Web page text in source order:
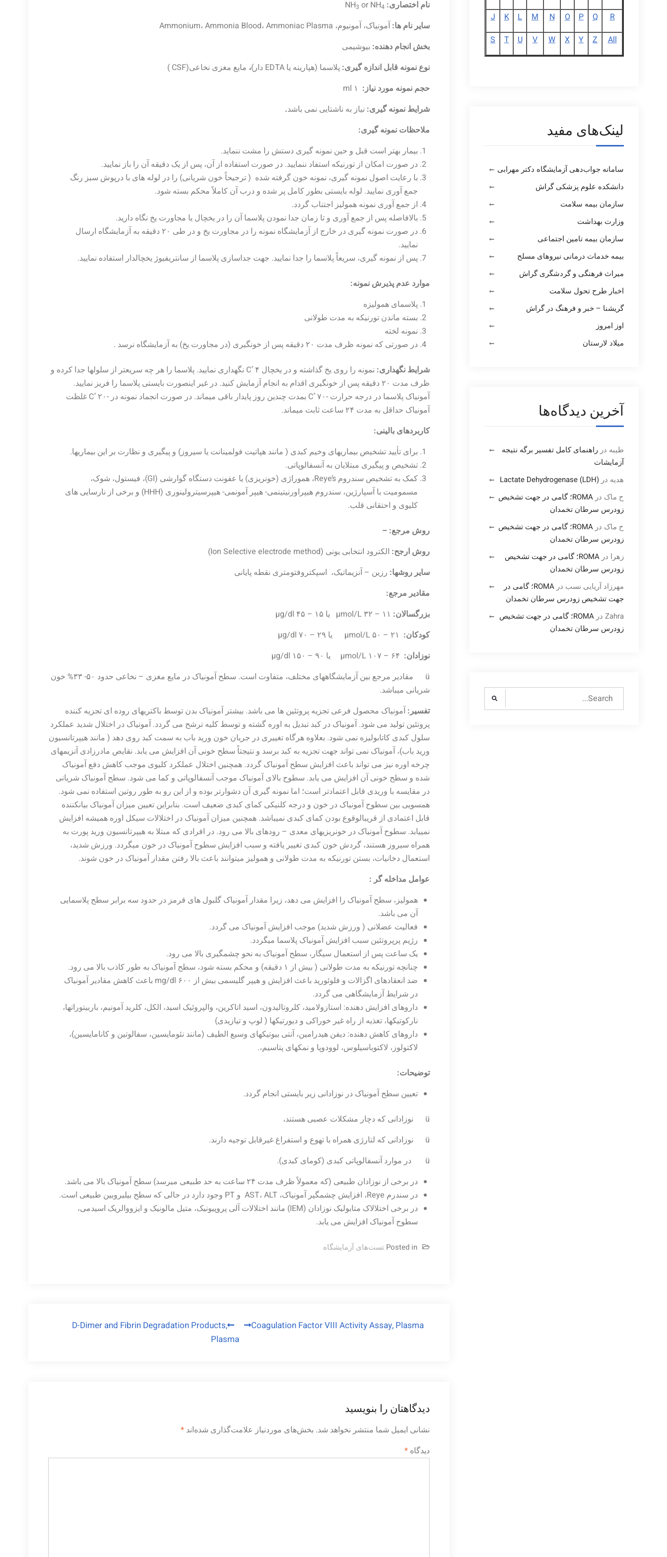
نام اختصاری: 3 or NH4
سایر نام ها: آمونیاک، آمونیوم، Ammonium، Ammonia Blood، Ammoniac Plasma
بخش انجام دهنده: بیوشیمی
نوع نمونه قابل اندازه گیری: پلاسما (هپارینه یا EDTA دار) ، مایع مغزی نخاعی(CSF )
حجم نمونه مورد نیاز:
شرایط نمونه گیری: نیاز به ناشتایی نمی باشد.
ملاحظات نمونه گیری:
بیمار بهتر است قبل و حین نمونه گیری دستش را مشت ننماید.
در صورت امکان از تورنیکه استفاد ننمایید. در صورت استفاده از آن، پس از یک دقیقه آن را باز نمایید.
با رعایت اصول نمونه گیری، نمونه خون گرفته شده ( ترجیحاً خون شریانی) را در لوله های با درپوش سبز رنگ
جمع آوری نمایید. لوله بایستی بطور کامل پر شده و درب آن کاملاً محکم بسته شود.
از جمع آوری نمونه همولیز اجتناب گردد.
بالافاصله پس از جمع آوری و تا زمان جدا نمودن پلاسما آن را در یخچال یا مجاورت یخ نگاه دارید.
در صورت نمونه گیری در خارج از آزمایشگاه نمونه را در مجاورت یخ و در طی ۲۰ دقیقه به آزمایشگاه ارسال
نمایید.
پس از نمونه گیری، سریعاً پلاسما را جدا نمایید. جهت جداسازی پلاسما از سانتریفیوژ یخچالدار استفاده نمایید.
موارد عدم پذیرش نمونه:
پلاسمای همولیزه
بسته ماندن تورنیکه به مدت طولانی
نمونه لخته
در صورتی که نمونه ظرف مدت ۲۰ دقیقه پس از خونگیری (در مجاورت یخ) به آزمایشگاه نرسد .
شرایط نگهداری:
نمونه را روی یخ گذاشته و در یخچال ۴˚C نگهداری ‏نمایید. پلاسما را هر چه سریعتر از سلول­ها جدا کرده و
ظرف مدت ۲۰ دقیقه پس از خونگیری اقدام به انجام آزمایش کنید. در غیر اینصورت بایستی پلاسما را فریز نمایید.
آمونیاک پلاسما در درجه حرارت -۷۰˚C بمدت چندین روز پایدار باقی می‏ماند. در صورت انجماد نمونه در -۲۰˚C غلظت
آمونیاک حداقل به مدت ۲۴ ساعت ثابت می‏ماند.
کاربردهای بالینی:
برای تأیید تشخیص بیماریهای وخیم کبدی ( مانند هپاتیت فولمینانت یا سیروز) و پیگیری و نظارت بر این بیماریها.
تشخیص و پیگیری مبتلایان به آنسفالوپاتی.
کمک به تشخیص سندروم Reye’s، هموراژی (خونریزی) یا عفونت دستگاه گوارشی (GI)، فیستول، شوک،
مسمومیت با آسپارژین، سندروم هیپراورنیتینمی- هیپر آمونمی- هیپرسیترولینوری (HHH) و برخی از نارسایی های
کلیوی و احتقانی قلب.
روش مرجع: –
روش ارجح: الکترود انتخابی یونی (Ion Selective electrode method)
سایر روشها: رزین – آنزیماتیک، اسپکتروفتومتری نقطه پایانی
مقادیر مرجع:
بزرگسالان: ۱۱ – ۳۲ µmol/L یا ۱۵ – ۴۵ µg/dl
کودکان:
نوزادان: ۶۴ – ۱۰۷ µmol/L یا ۹۰ – ۱۵۰ µg/dl
ü مقادیر مرجع بین آزمایشگاه­های مختلف، متفاوت است. سطح آمونیاک در مایع مغزی – نخاعی حدود ۵۰- ۳۳% خون
شریانی می‏باشد.
تفسیر: آمونیاک محصول فرعی تجزیه پروتئین ها می باشد. بیشتر آمونیاک بدن توسط باکتریهای روده ای تجزیه کننده
پروتئین تولید می شود. آمونیاک در کبد تبدیل به اوره گشته و توسط کلیه ترشح می گردد. آمونیاک در اختلال شدید عملکرد
سلول کبدی کاتابولیزه نمی شود. بعلاوه هرگاه تغییری در جریان خون ورید باب به سمت کبد روی دهد ( مانند هیپرتانسیون
ورید باب)، آمونیاک نمی تواند جهت تجزیه به کبد برسد و نتیجتاً سطح خونی آن افزایش می یابد. نقایص مادرزادی آنزیمهای
چرخه اوره نیز می تواند باعث افزایش سطح آمونیاک گردد. همچنین اختلال عملکرد کلیوی موجب کاهش دفع آمونیاک
شده و سطح خونی آن افزایش می یابد. سطوح بالای آمونیاک موجب آنسفالوپاتی و کما می شود. سطح آمونیاک شریانی
در مقایسه با وریدی قابل اعتمادتر است؛ اما نمونه گیری آن دشوارتر بوده و از این رو به طور روتین استفاده نمی شود.
همسویی بین سطوح آمونیاک در خون و درجه کلنیکی کمای کبدی ضعیف است. بنابراین تعیین میزان آمونیاک بیان­کننده
قابل اعتمادی از قریب‏الوقوع بودن کمای کبدی نمی‏باشد. همچنین میزان آمونیاک در اختلالات سیکل اوره همیشه افزایش
نمی‏یابد. سطوح آمونیاک در خونریزی‏های معدی – روده‏ای بالا می رود. در افرادی که مبتلا به هیپرتانسیون ورید پورت به
همراه سیروز هستند، گردش خون کبدی تغییر یافته و سبب افزایش سطوح آمونیاک در خون می‏گردد. ورزش شدید،
استعمال دخانیات، بستن تورنیکه به مدت طولانی و همولیز می‏توانند باعث بالا رفتن مقدار آمونیاک در خون شوند.
عوامل مداخله گر :
همولیز، سطح آمونیاک را افزایش می دهد، زیرا مقدار آمونیاک گلبول های قرمز در حدود سه برابر سطح پلاسمایی
آن می باشد.
فعالیت عضلانی ( ورزش شدید) موجب افزایش آمونیاک می گردد.
رژیم پرپروتئین سبب افزایش آمونیاک پلاسما می‏گردد.
یک ساعت پس از استعمال سیگار، سطح آمونیاک به نحو چشمگیری بالا می رود.
چنانچه تورنیکه به مدت طولانی ( بیش از ۱ دقیقه) و محکم بسته شود، سطح آمونیاک به طور کاذب بالا می رود.
ضد انعقادهای اگزالات و فلوئورید باعث افزایش و هیپر گلیسمی بیش از ۶۰۰ mg/dl باعث کاهش مقادیر آمونیاک
در شرایط آزمایشگاهی می گردد.
داروهای افزایش دهنده: استازولامید، کلروتالیدون، اسید اتاکرین، والپروئیک اسید، الکل، کلرید آمونیم، باربیتوراتها،
نارکوتیکها، تغذیه از راه غیر خوراکی و دیورتیکها ( لوپ و تیازیدی)
داروهای کاهش دهنده: دیفن هیدرامین، آنتی بیوتیکهای وسیع الطیف (مانند نئومایسین، سفالوتین و کانامایسین)،
لاکتولوز، لاکتوباسیلوس، لوودوپا و نمکهای پتاسیم،.
توضیحات:
تعیین سطح آمونیاک در نوزادانی زیر بایستی انجام گردد.
ü نوزادانی که دچار مشکلات عصبی هستند،
ü نوزادانی که لتارژی همراه با تهوع و استفراغ غیرقابل توجیه دارند.
ü در موارد آنسفالوپاتی کبدی (کومای کبدی).
در برخی از نوزادان طبیعی (که معمولاً ظرف مدت ۲۴ ساعت به حد طبیعی می‏رسد) سطح آمونیاک بالا می باشد.
در سندرم Reye، افزایش چشمگیر آمونیاک، AST، ALT و PT وجود دارد در حالی که سطح بیلی‏روبین طبیعی است.
در برخی اختلالاک متابولیک نوزادان (IEM) مانند اختلالات آلی پروپیونیک، متیل مالونیک و ایزووالریک اسیدمی،
سطوح آمونیاک افزایش می یابد.
Posted in تست‌های آزمایشگاه
راهبری
D-Dimer and Fibrin Degradation Products,
Plasma
Coagulation Factor VIII Activity Assay, Plasma
دیدگاهتان را بنویسید
نشانی ایمیل شما منتشر نخواهد شد. بخش‌های موردنیاز علامت‌گذاری شده‌اند *
دیدگاه *
R
Q
P
O
N
M
L
K
J
All
Z
Y
X
W
V
U
T
S
لینک‌های مفید
سامانه جواب‌دهی آزمایشگاه دکتر مهرابی
دانشکده علوم پزشکی گراش
سازمان بیمه سلامت
وزارت بهداشت
سازمان بیمه تامین اجتماعی
بیمه خدمات درمانی نیروهای مسلح
میراث فرهنگی و گردشگری گراش
اخبار طرح تحول سلامت
گریشنا – خبر و فرهنگ در گراش
اوز امروز
میلاد لارستان
آخرین دیدگاه‌ها
طیبه در راهنمای کامل تفسیر برگه نتیجه
آزمایشات
هدیه در Lactate Dehydrogenase (LDH)
ح ماک در
ROMA؛ گامی در جهت تشخیص
زودرس سرطان تخمدان
ح ماک در
ROMA؛ گامی در جهت تشخیص
زودرس سرطان تخمدان
زهرا در
ROMA؛ گامی در جهت تشخیص
زودرس سرطان تخمدان
مهرزاد آریایی نسب در
ROMA؛ گامی در
جهت تشخیص زودرس سرطان تخمدان
Zahra در
ROMA؛ گامی در جهت تشخیص
زودرس سرطان تخمدان
Search
for: